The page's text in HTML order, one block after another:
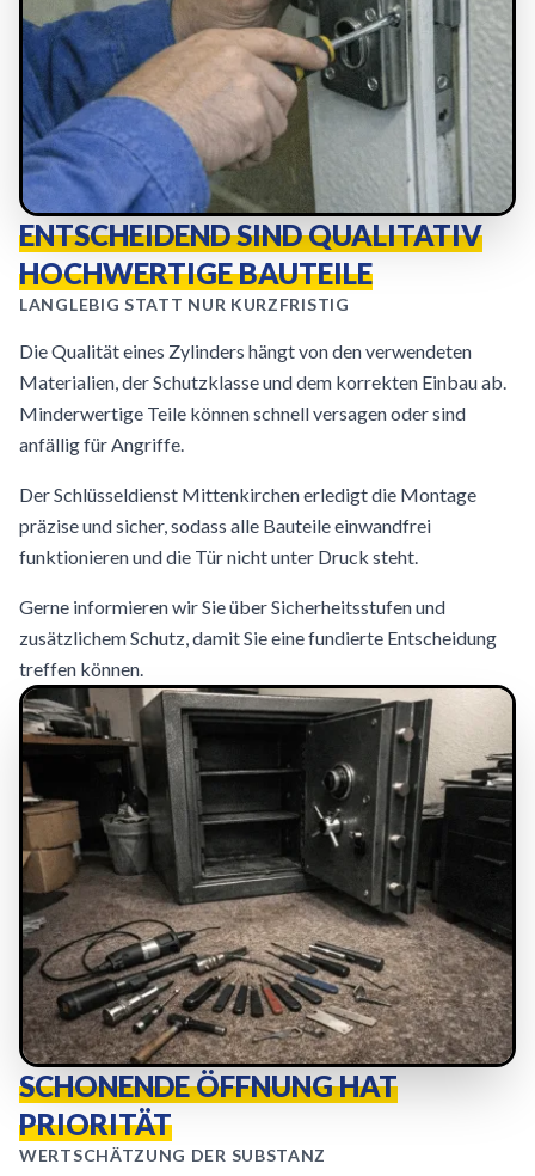
ENTSCHEIDEND SIND QUALITATIV
HOCHWERTIGE BAUTEILE
LANGLEBIG STATT NUR KURZFRISTIG
Die Qualität eines Zylinders hängt von den verwendeten
Materialien, der Schutzklasse und dem korrekten Einbau ab.
Minderwertige Teile können schnell versagen oder sind
anfällig für Angriffe.
Der Schlüsseldienst Mittenkirchen erledigt die Montage
präzise und sicher, sodass alle Bauteile einwandfrei
funktionieren und die Tür nicht unter Druck steht.
Gerne informieren wir Sie über Sicherheitsstufen und
zusätzlichem Schutz, damit Sie eine fundierte Entscheidung
treffen können.
SCHONENDE ÖFFNUNG HAT
PRIORITÄT
WERTSCHÄTZUNG DER SUBSTANZ